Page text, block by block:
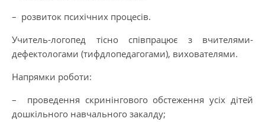
– розвиток психічних процесів.
Учитель-логопед тісно співпрацює з вчителями-
дефектологами (тифдлопедагогами), вихователями.
Напрямки роботи:
– проведення скринінгового обстеження усіх дітей
дошкільного навчального закалду;